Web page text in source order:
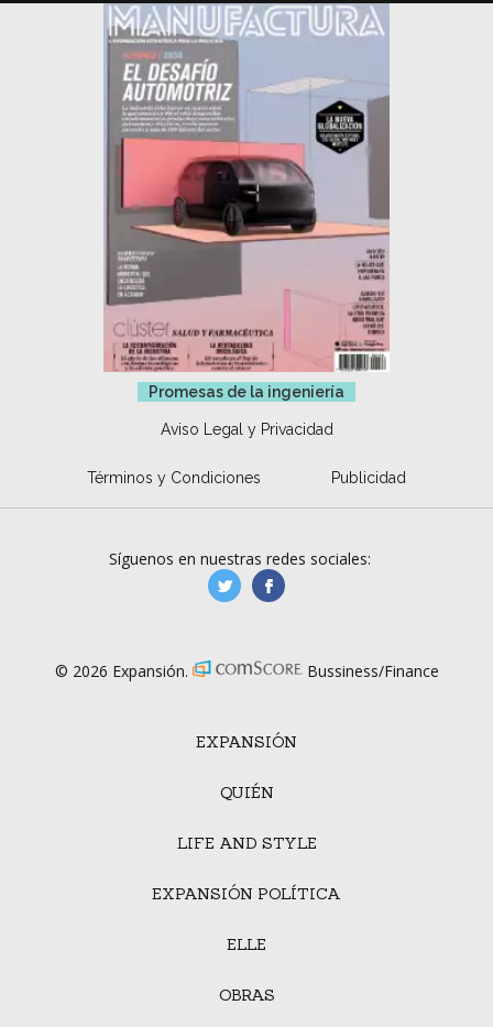
Promesas de la ingeniería
Aviso Legal y Privacidad
Términos y Condiciones Publicidad
EXPANSIÓN
QUIÉN
LIFE AND STYLE
EXPANSIÓN POLÍTICA
ELLE
OBRAS
Síguenos en nuestras redes sociales:
manufacturaGE
© 2026 Expansión. Bussiness/Finance